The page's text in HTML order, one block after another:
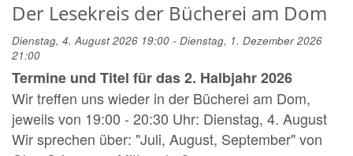
Der Lesekreis der Bücherei am Dom
Dienstag, 4. August 2026 19:00 - Dienstag, 1. Dezember 2026
21:00
Termine und Titel für das 2. Halbjahr 2026
Wir treffen uns wieder in der Bücherei am Dom,
jeweils von 19:00 - 20:30 Uhr: Dienstag, 4. August
Wir sprechen über: "Juli, August, September" von